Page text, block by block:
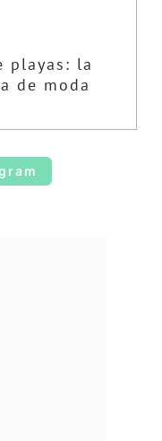
playas: la
de moda